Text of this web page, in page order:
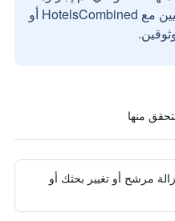
بواسطة مستخدمين حقيقيين مع HotelsCombined أو
مرشح أو تغيير بحثك أو